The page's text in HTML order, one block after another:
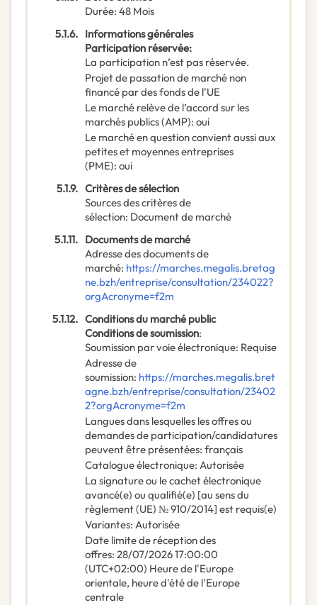
Durée: 48 Mois
5.1.6. Informations générales
Participation réservée:
La participation n’est pas réservée.
Projet de passation de marché non
financé par des fonds de l’UE
Le marché relève de l’accord sur les
marchés publics (AMP): oui
Le marché en question convient aussi aux
petites et moyennes entreprises
(PME): oui
5.1.9. Critères de sélection
Sources des critères de
sélection: Document de marché
5.1.11. Documents de marché
Adresse des documents de
marché: https://marches.megalis.bretag
ne.bzh/entreprise/consultation/234022?
orgAcronyme=f2m
5.1.12. Conditions du marché public
Conditions de soumission:
Soumission par voie électronique: Requise
Adresse de
soumission: https://marches.megalis.bret
agne.bzh/entreprise/consultation/23402
2?orgAcronyme=f2m
Langues dans lesquelles les offres ou
demandes de participation/candidatures
peuvent être présentées: français
Catalogue électronique: Autorisée
La signature ou le cachet électronique
avancé(e) ou qualifié(e) [au sens du
règlement (UE) № 910/2014] est requis(e)
Variantes: Autorisée
Date limite de réception des
offres: 28/07/202617:00:00
(UTC+02:00) Heure de l'Europe
orientale, heure d'été de l'Europe
centrale